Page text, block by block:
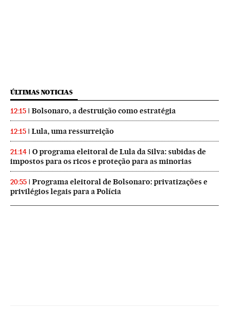
ÚLTIMAS NOTICIAS
12:15 Bolsonaro, a destruição como estratégia
12:15 Lula, uma ressurreição
21:14
O programa eleitoral de Lula da Silva: subidas de
impostos para os ricos e proteção para as minorias
20:55
Programa eleitoral de Bolsonaro: privatizações e
privilégios legais para a Polícia